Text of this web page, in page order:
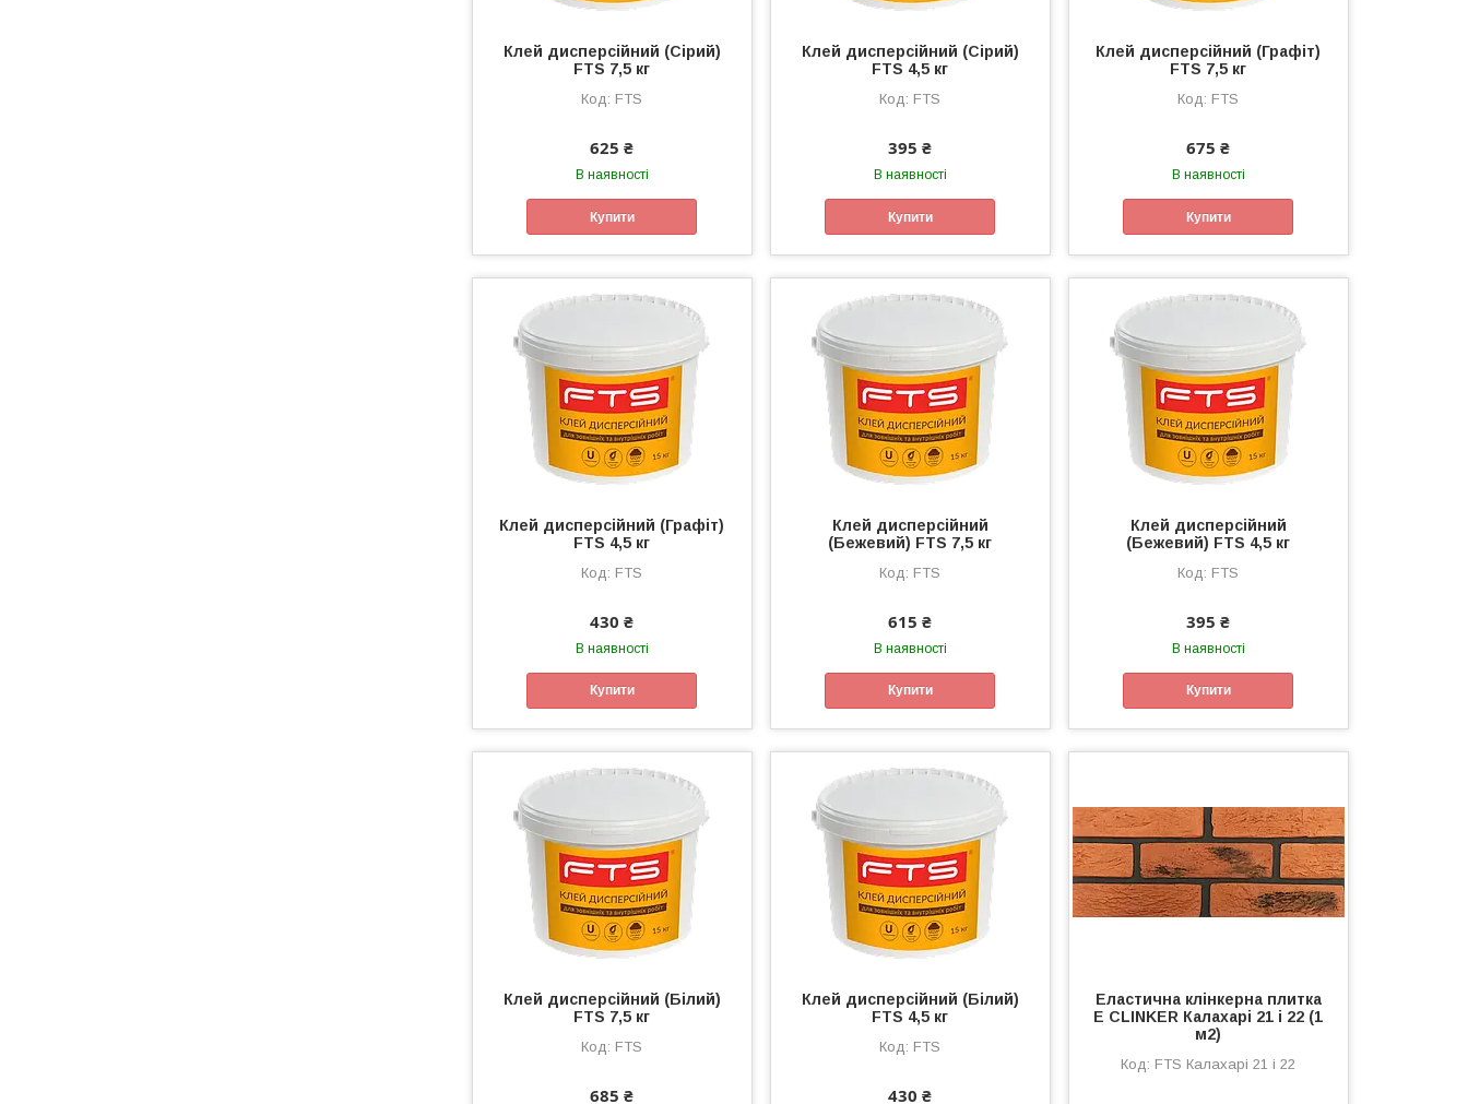
Клей дисперсійний (Сірий)
FTS 7,5 кг
FTS
625 ₴
В наявності
Купити
Клей дисперсійний (Сірий)
FTS 4,5 кг
FTS
395 ₴
В наявності
Купити
Клей дисперсійний (Графіт)
FTS 7,5 кг
FTS
675 ₴
В наявності
Купити
Клей дисперсійний (Графіт)
FTS 4,5 кг
FTS
430 ₴
В наявності
Купити
Клей дисперсійний
(Бежевий) FTS 7,5 кг
FTS
615 ₴
В наявності
Купити
Клей дисперсійний
(Бежевий) FTS 4,5 кг
FTS
395 ₴
В наявності
Купити
Клей дисперсійний (Білий)
FTS 7,5 кг
FTS
685 ₴
Клей дисперсійний (Білий)
FTS 4,5 кг
FTS
430 ₴
Еластична клінкерна плитка
E CLINKER Калахарі 21 і 22 (1
м2)
FTS Калахарі 21 і 22